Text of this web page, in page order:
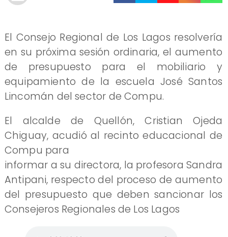
El Consejo Regional de Los Lagos resolvería
en su próxima sesión ordinaria, el aumento
de presupuesto para el mobiliario y
equipamiento de la escuela José Santos
Lincomán del sector de Compu.
El alcalde de Quellón, Cristian Ojeda
Chiguay, acudió al recinto educacional de
Compu para
informar a su directora, la profesora Sandra
Antipani, respecto del proceso de aumento
del presupuesto que deben sancionar los
Consejeros Regionales de Los Lagos